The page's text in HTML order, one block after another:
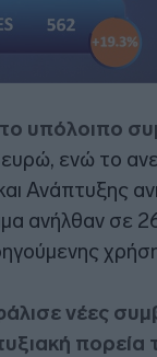
υπόλοιπο
ενώ το
Ανάπτυξης
ανήλθαν σε
νέες
πορεία